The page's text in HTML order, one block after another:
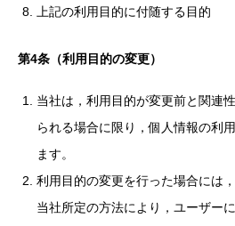
上記の利用目的に付随する目的
第4条（利用目的の変更）
当社は，利用目的が変更前と関連
られる場合に限り，個人情報の利
ます。
利用目的の変更を行った場合には
当社所定の方法により，ユーザー